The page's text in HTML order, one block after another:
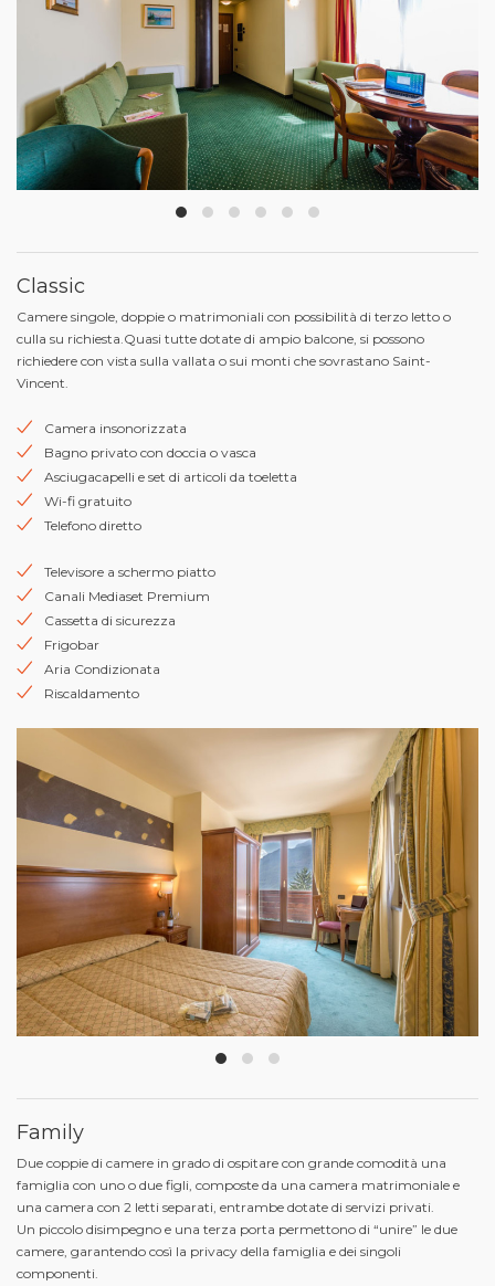
Classic
Camere singole, doppie o matrimoniali con possibilità di terzo letto o
culla su richiesta.Quasi tutte dotate di ampio balcone, si possono
richiedere con vista sulla vallata o sui monti che sovrastano Saint-
Vincent.
Camera insonorizzata
Bagno privato con doccia o vasca
Asciugacapelli e set di articoli da toeletta
Wi-fi gratuito
Telefono diretto
Televisore a schermo piatto
Canali Mediaset Premium
Cassetta di sicurezza
Frigobar
Aria Condizionata
Riscaldamento
Family
Due coppie di camere in grado di ospitare con grande comodità una
famiglia con uno o due figli, composte da una camera matrimoniale e
una camera con 2 letti separati, entrambe dotate di servizi privati.
Un piccolo disimpegno e una terza porta permettono di “unire” le due
camere, garantendo così la privacy della famiglia e dei singoli
componenti.